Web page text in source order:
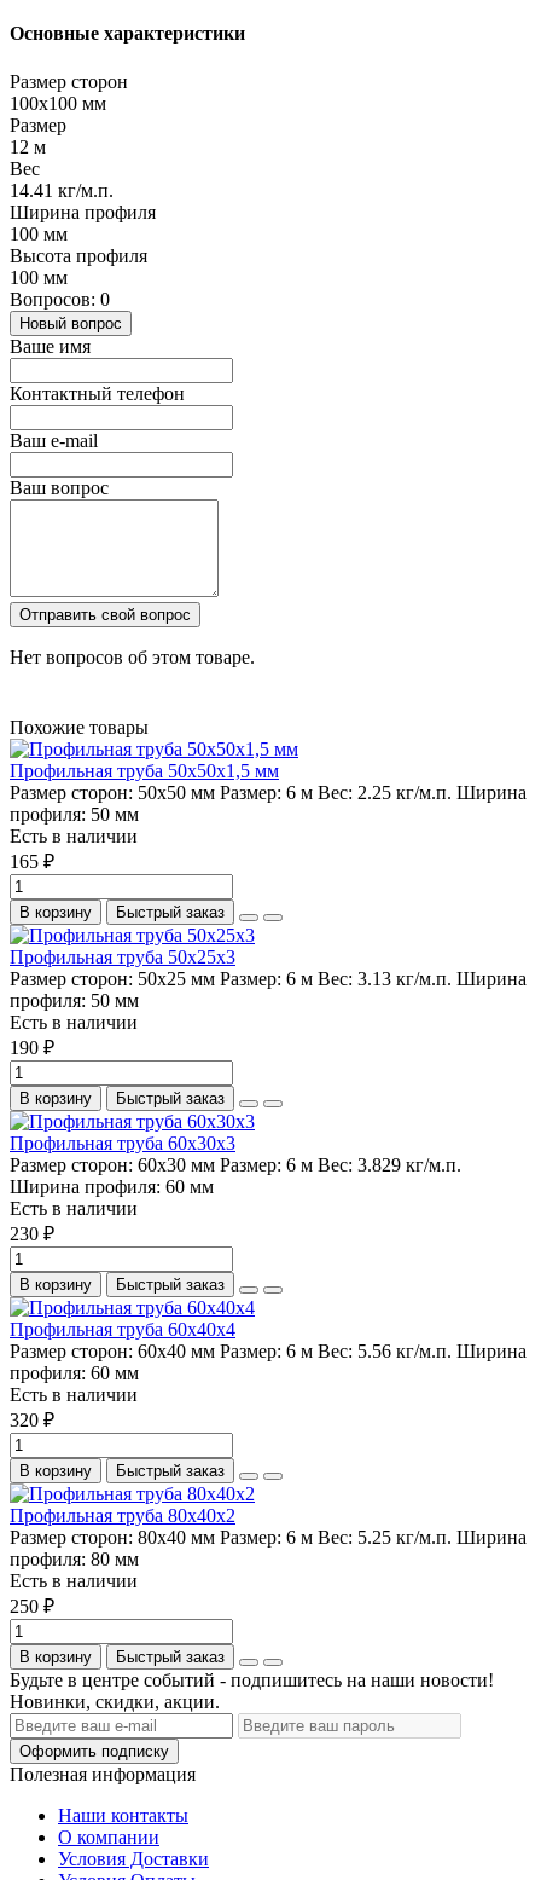
Основные характеристики
Размер сторон
100х100 мм
Размер
12 м
Вес
14.41 кг/м.п.
Ширина профиля
100 мм
Высота профиля
100 мм
Вопросов: 0
Новый вопрос
Ваше имя
Контактный телефон
Ваш e-mail
Ваш вопрос
Отправить свой вопрос
Нет вопросов об этом товаре.
Похожие товары
Профильная труба 50х50х1,5 мм
Размер сторон: 50х50 мм Размер: 6 м Вес: 2.25 кг/м.п. Ширина
профиля: 50 мм
Есть в наличии
165 ₽
В корзину Быстрый заказ
Профильная труба 50х25х3
Размер сторон: 50х25 мм Размер: 6 м Вес: 3.13 кг/м.п. Ширина
профиля: 50 мм
Есть в наличии
190 ₽
В корзину Быстрый заказ
Профильная труба 60х30х3
Размер сторон: 60х30 мм Размер: 6 м Вес: 3.829 кг/м.п.
Ширина профиля: 60 мм
Есть в наличии
230 ₽
В корзину Быстрый заказ
Профильная труба 60х40х4
Размер сторон: 60х40 мм Размер: 6 м Вес: 5.56 кг/м.п. Ширина
профиля: 60 мм
Есть в наличии
320 ₽
В корзину Быстрый заказ
Профильная труба 80х40х2
Размер сторон: 80х40 мм Размер: 6 м Вес: 5.25 кг/м.п. Ширина
профиля: 80 мм
Есть в наличии
250 ₽
В корзину Быстрый заказ
Будьте в центре событий - подпишитесь на наши новости!
Новинки, скидки, акции.
Оформить подписку
Полезная информация
Наши контакты
О компании
Условия Доставки